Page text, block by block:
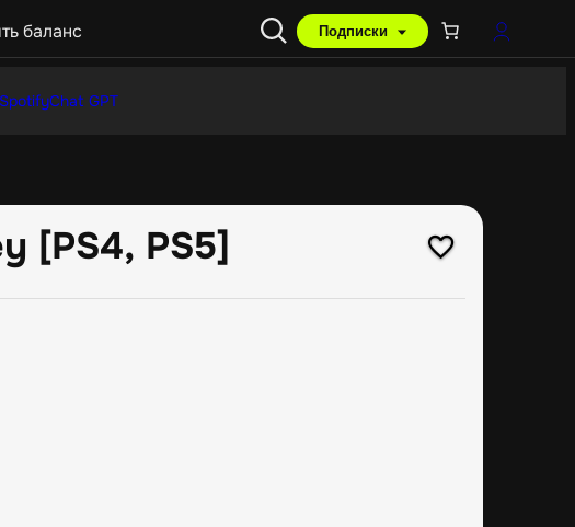
баланс Подписки
Chat GPT
[PS4, PS5]